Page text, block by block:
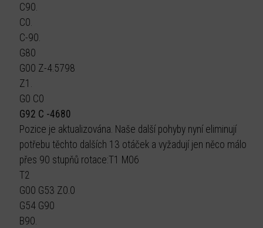
C90.
C0.
C-90.
G80
G00 Z-4.5798
Z1.
G0 C0
G92 C -4680
Pozice je aktualizována. Naše další pohyby nyní eliminují
potřebu těchto dalších 13 otáček a vyžadují jen něco málo
přes 90 stupňů rotace:T1 M06
T2
G00 G53 Z0.0
G54 G90
B90.